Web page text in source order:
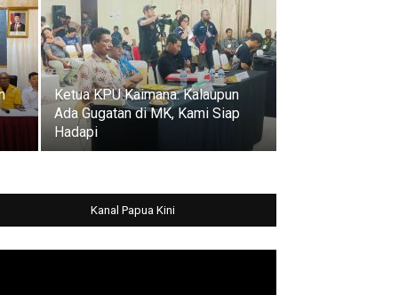
Ketua KPU Kaimana: Kalaupun
Ada Gugatan di MK, Kami Siap
Hadapi
Kanal Papua Kini